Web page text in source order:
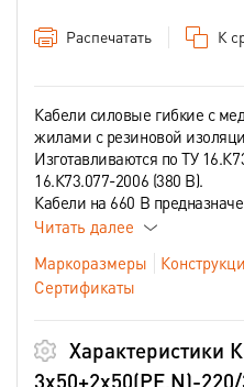
Распечатать К
Кабели силовые гибкие с
жилами с резиновой
Изготавливаются по ТУ
16.К73.077-2006 (380 В).
Кабели на 660 В
Читать далее
Маркоразмеры
Сертификаты
Характеристики
3х50+2х50(PE,N)-